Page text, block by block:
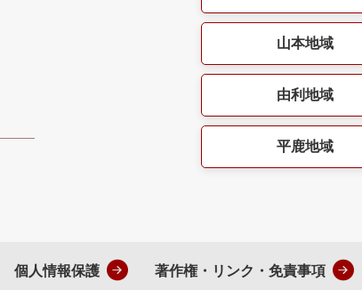
山本地域
由利地域
平鹿地域
個人情報保護 著作権・リンク・免責事項